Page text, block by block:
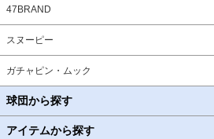
47BRAND
スヌーピー
ガチャピン・ムック
球団から探す
アイテムから探す